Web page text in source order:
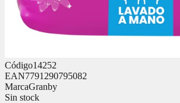
Código14252
EAN7791290795082
MarcaGranby
Sin stock